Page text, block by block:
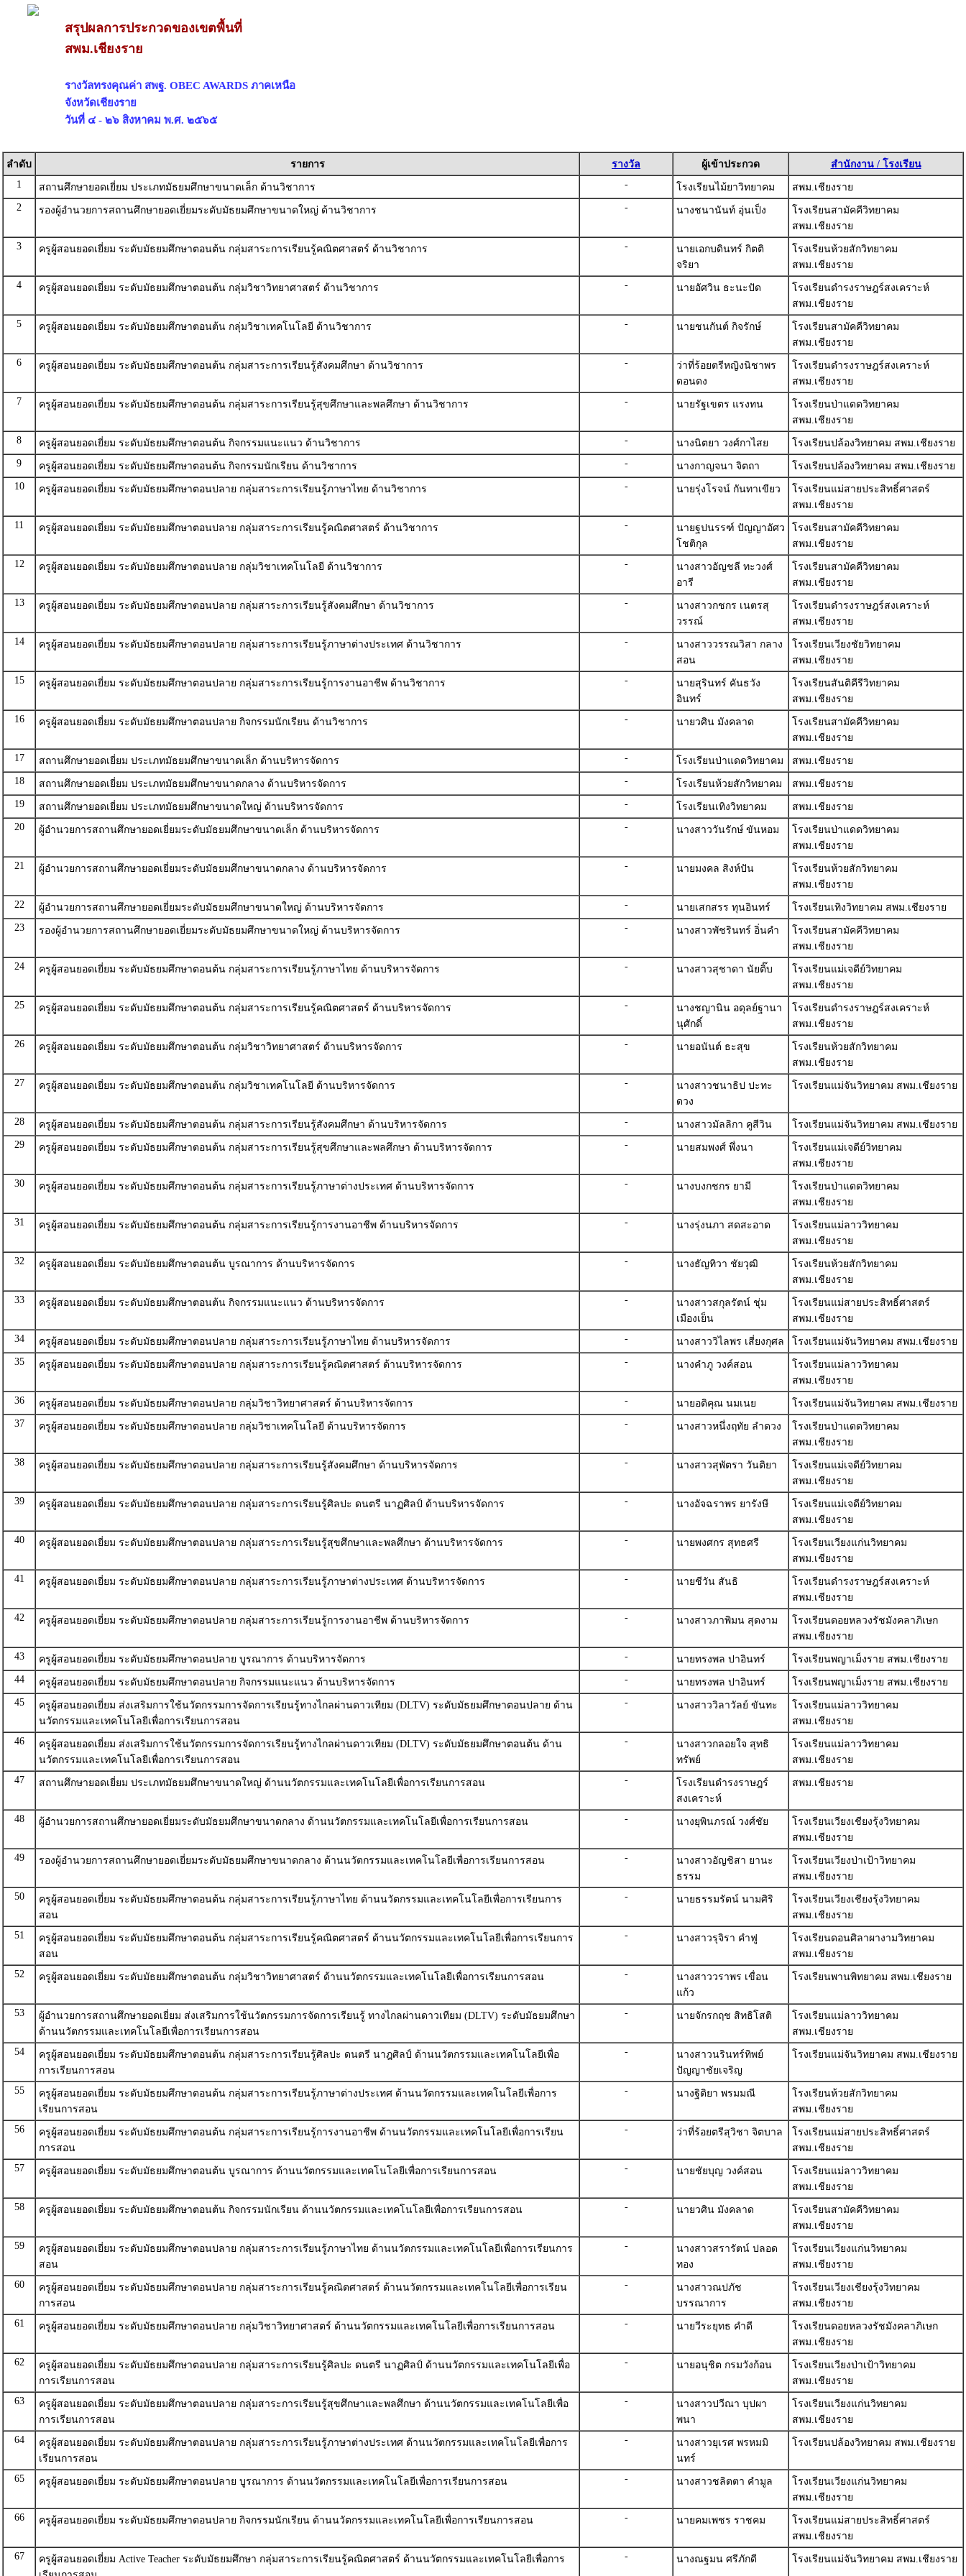
สรุปผลการประกวดของเขตพื้นที่
สพม.เชียงราย
รางวัลทรงคุณค่า สพฐ. OBEC AWARDS ภาคเหนือ
จังหวัดเชียงราย
วันที่ ๔ - ๒๖ สิงหาคม พ.ศ. ๒๕๖๕
ลำดับ รายการ รางวัล ผู้เข้าประกวด
สำนักงาน / โรงเรียน
1
สถานศึกษายอดเยี่ยม ประเภทมัธยมศึกษาขนาดเล็ก ด้านวิชาการ - โรงเรียนไม้ยาวิทยาคม
สพม.เชียงราย
2
รองผู้อำนวยการสถานศึกษายอดเยี่ยมระดับมัธยมศึกษาขนาดใหญ่ ด้านวิชาการ - นางชนานันท์ อุ่นเป็ง
โรงเรียนสามัคคีวิทยาคม
สพม.เชียงราย
3
ครูผู้สอนยอดเยี่ยม ระดับมัธยมศึกษาตอนต้น กลุ่มสาระการเรียนรู้คณิตศาสตร์ ด้านวิชาการ -
นายเอกบดินทร์ กิตติ
จริยา
โรงเรียนห้วยสักวิทยาคม
สพม.เชียงราย
4
ครูผู้สอนยอดเยี่ยม ระดับมัธยมศึกษาตอนต้น กลุ่มวิชาวิทยาศาสตร์ ด้านวิชาการ - นายอัศวิน ธะนะปัด
โรงเรียนดำรงราษฎร์สงเคราะห์
สพม.เชียงราย
5
ครูผู้สอนยอดเยี่ยม ระดับมัธยมศึกษาตอนต้น กลุ่มวิชาเทคโนโลยี ด้านวิชาการ - นายชนกันต์ กิจรักษ์
โรงเรียนสามัคคีวิทยาคม
สพม.เชียงราย
6
ครูผู้สอนยอดเยี่ยม ระดับมัธยมศึกษาตอนต้น กลุ่มสาระการเรียนรู้สังคมศึกษา ด้านวิชาการ -
ว่าที่ร้อยตรีหญิงนิชาพร
ดอนดง
โรงเรียนดำรงราษฎร์สงเคราะห์
สพม.เชียงราย
7
ครูผู้สอนยอดเยี่ยม ระดับมัธยมศึกษาตอนต้น กลุ่มสาระการเรียนรู้สุขศึกษาและพลศึกษา ด้านวิชาการ - นายรัฐเขตร แรงทน
โรงเรียนป่าแดดวิทยาคม
สพม.เชียงราย
8
ครูผู้สอนยอดเยี่ยม ระดับมัธยมศึกษาตอนต้น กิจกรรมแนะแนว ด้านวิชาการ - นางนิตยา วงศ์กาไสย
โรงเรียนปล้องวิทยาคม สพม.เชียงราย
9
ครูผู้สอนยอดเยี่ยม ระดับมัธยมศึกษาตอนต้น กิจกรรมนักเรียน ด้านวิชาการ - นางกาญจนา จิตถา
โรงเรียนปล้องวิทยาคม สพม.เชียงราย
10
ครูผู้สอนยอดเยี่ยม ระดับมัธยมศึกษาตอนปลาย กลุ่มสาระการเรียนรู้ภาษาไทย ด้านวิชาการ - นายรุ่งโรจน์ กันทาเขียว
โรงเรียนแม่สายประสิทธิ์ศาสตร์
สพม.เชียงราย
11
ครูผู้สอนยอดเยี่ยม ระดับมัธยมศึกษาตอนปลาย กลุ่มสาระการเรียนรู้คณิตศาสตร์ ด้านวิชาการ -
นายฐปนรรฑ์ ปัญญาอัศว
โชติกุล
โรงเรียนสามัคคีวิทยาคม
สพม.เชียงราย
12
ครูผู้สอนยอดเยี่ยม ระดับมัธยมศึกษาตอนปลาย กลุ่มวิชาเทคโนโลยี ด้านวิชาการ -
นางสาวอัญชลี ทะวงศ์
อารี
โรงเรียนสามัคคีวิทยาคม
สพม.เชียงราย
13
ครูผู้สอนยอดเยี่ยม ระดับมัธยมศึกษาตอนปลาย กลุ่มสาระการเรียนรู้สังคมศึกษา ด้านวิชาการ -
นางสาวกชกร เนตรสุ
วรรณ์
โรงเรียนดำรงราษฎร์สงเคราะห์
สพม.เชียงราย
14
ครูผู้สอนยอดเยี่ยม ระดับมัธยมศึกษาตอนปลาย กลุ่มสาระการเรียนรู้ภาษาต่างประเทศ ด้านวิชาการ -
นางสาววรรณวิสา กลาง
สอน
โรงเรียนเวียงชัยวิทยาคม
สพม.เชียงราย
15
ครูผู้สอนยอดเยี่ยม ระดับมัธยมศึกษาตอนปลาย กลุ่มสาระการเรียนรู้การงานอาชีพ ด้านวิชาการ -
นายสุรินทร์ คันธวัง
อินทร์
โรงเรียนสันติคีรีวิทยาคม
สพม.เชียงราย
16
ครูผู้สอนยอดเยี่ยม ระดับมัธยมศึกษาตอนปลาย กิจกรรมนักเรียน ด้านวิชาการ - นายวศิน มังคลาด
โรงเรียนสามัคคีวิทยาคม
สพม.เชียงราย
17
สถานศึกษายอดเยี่ยม ประเภทมัธยมศึกษาขนาดเล็ก ด้านบริหารจัดการ - โรงเรียนป่าแดดวิทยาคม
สพม.เชียงราย
18
สถานศึกษายอดเยี่ยม ประเภทมัธยมศึกษาขนาดกลาง ด้านบริหารจัดการ - โรงเรียนห้วยสักวิทยาคม
สพม.เชียงราย
19
สถานศึกษายอดเยี่ยม ประเภทมัธยมศึกษาขนาดใหญ่ ด้านบริหารจัดการ - โรงเรียนเทิงวิทยาคม
สพม.เชียงราย
20
ผู้อำนวยการสถานศึกษายอดเยี่ยมระดับมัธยมศึกษาขนาดเล็ก ด้านบริหารจัดการ - นางสาววันรักษ์ ขันหอม
โรงเรียนป่าแดดวิทยาคม
สพม.เชียงราย
21
ผู้อำนวยการสถานศึกษายอดเยี่ยมระดับมัธยมศึกษาขนาดกลาง ด้านบริหารจัดการ - นายมงคล สิงห์ปัน
โรงเรียนห้วยสักวิทยาคม
สพม.เชียงราย
22
ผู้อำนวยการสถานศึกษายอดเยี่ยมระดับมัธยมศึกษาขนาดใหญ่ ด้านบริหารจัดการ - นายเสกสรร ทุนอินทร์
โรงเรียนเทิงวิทยาคม สพม.เชียงราย
23
รองผู้อำนวยการสถานศึกษายอดเยี่ยมระดับมัธยมศึกษาขนาดใหญ่ ด้านบริหารจัดการ - นางสาวพัชรินทร์ อิ่นคำ
โรงเรียนสามัคคีวิทยาคม
สพม.เชียงราย
24
ครูผู้สอนยอดเยี่ยม ระดับมัธยมศึกษาตอนต้น กลุ่มสาระการเรียนรู้ภาษาไทย ด้านบริหารจัดการ - นางสาวสุชาดา นัยติ๊บ
โรงเรียนแม่เจดีย์วิทยาคม
สพม.เชียงราย
25
ครูผู้สอนยอดเยี่ยม ระดับมัธยมศึกษาตอนต้น กลุ่มสาระการเรียนรู้คณิตศาสตร์ ด้านบริหารจัดการ -
นางชญานิน อดุลย์ฐานา
นุศักดิ์
โรงเรียนดำรงราษฎร์สงเคราะห์
สพม.เชียงราย
26
ครูผู้สอนยอดเยี่ยม ระดับมัธยมศึกษาตอนต้น กลุ่มวิชาวิทยาศาสตร์ ด้านบริหารจัดการ - นายอนันต์ ธะสุข
โรงเรียนห้วยสักวิทยาคม
สพม.เชียงราย
27
ครูผู้สอนยอดเยี่ยม ระดับมัธยมศึกษาตอนต้น กลุ่มวิชาเทคโนโลยี ด้านบริหารจัดการ -
นางสาวชนาธิป ปะทะ
ดวง
โรงเรียนแม่จันวิทยาคม สพม.เชียงราย
28 ครูผู้สอนยอดเยี่ยม ระดับมัธยมศึกษาตอนต้น กลุ่มสาระการเรียนรู้สังคมศึกษา ด้านบริหารจัดการ - นางสาวมัลลิกา คูสีวิน
โรงเรียนแม่จันวิทยาคม สพม.เชียงราย
29
ครูผู้สอนยอดเยี่ยม ระดับมัธยมศึกษาตอนต้น กลุ่มสาระการเรียนรู้สุขศึกษาและพลศึกษา ด้านบริหารจัดการ - นายสมพงศ์ พึ่งนา
โรงเรียนแม่เจดีย์วิทยาคม
สพม.เชียงราย
30
ครูผู้สอนยอดเยี่ยม ระดับมัธยมศึกษาตอนต้น กลุ่มสาระการเรียนรู้ภาษาต่างประเทศ ด้านบริหารจัดการ - นางบงกชกร ยามี
โรงเรียนป่าแดดวิทยาคม
สพม.เชียงราย
31
ครูผู้สอนยอดเยี่ยม ระดับมัธยมศึกษาตอนต้น กลุ่มสาระการเรียนรู้การงานอาชีพ ด้านบริหารจัดการ - นางรุ่งนภา สดสะอาด
โรงเรียนแม่ลาววิทยาคม
สพม.เชียงราย
32
ครูผู้สอนยอดเยี่ยม ระดับมัธยมศึกษาตอนต้น บูรณาการ ด้านบริหารจัดการ - นางธัญทิวา ชัยวุฒิ
โรงเรียนห้วยสักวิทยาคม
สพม.เชียงราย
33
ครูผู้สอนยอดเยี่ยม ระดับมัธยมศึกษาตอนต้น กิจกรรมแนะแนว ด้านบริหารจัดการ -
นางสาวสกุลรัตน์ ชุ่ม
เมืองเย็น
โรงเรียนแม่สายประสิทธิ์ศาสตร์
สพม.เชียงราย
34
ครูผู้สอนยอดเยี่ยม ระดับมัธยมศึกษาตอนปลาย กลุ่มสาระการเรียนรู้ภาษาไทย ด้านบริหารจัดการ - นางสาววิไลพร เสี่ยงกุศล
โรงเรียนแม่จันวิทยาคม สพม.เชียงราย
35
ครูผู้สอนยอดเยี่ยม ระดับมัธยมศึกษาตอนปลาย กลุ่มสาระการเรียนรู้คณิตศาสตร์ ด้านบริหารจัดการ - นางคำภู วงค์สอน
โรงเรียนแม่ลาววิทยาคม
สพม.เชียงราย
36
ครูผู้สอนยอดเยี่ยม ระดับมัธยมศึกษาตอนปลาย กลุ่มวิชาวิทยาศาสตร์ ด้านบริหารจัดการ - นายอติคุณ นมเนย
โรงเรียนแม่จันวิทยาคม สพม.เชียงราย
37
ครูผู้สอนยอดเยี่ยม ระดับมัธยมศึกษาตอนปลาย กลุ่มวิชาเทคโนโลยี ด้านบริหารจัดการ - นางสาวหนึ่งฤทัย ลำดวง
โรงเรียนป่าแดดวิทยาคม
สพม.เชียงราย
38
ครูผู้สอนยอดเยี่ยม ระดับมัธยมศึกษาตอนปลาย กลุ่มสาระการเรียนรู้สังคมศึกษา ด้านบริหารจัดการ - นางสาวสุพัตรา วันติยา
โรงเรียนแม่เจดีย์วิทยาคม
สพม.เชียงราย
39
ครูผู้สอนยอดเยี่ยม ระดับมัธยมศึกษาตอนปลาย กลุ่มสาระการเรียนรู้ศิลปะ ดนตรี นาฏศิลป์ ด้านบริหารจัดการ - นางอัจฉราพร ยารังษี
โรงเรียนแม่เจดีย์วิทยาคม
สพม.เชียงราย
40
ครูผู้สอนยอดเยี่ยม ระดับมัธยมศึกษาตอนปลาย กลุ่มสาระการเรียนรู้สุขศึกษาและพลศึกษา ด้านบริหารจัดการ - นายพงศกร สุทธศรี
โรงเรียนเวียงแก่นวิทยาคม
สพม.เชียงราย
41
ครูผู้สอนยอดเยี่ยม ระดับมัธยมศึกษาตอนปลาย กลุ่มสาระการเรียนรู้ภาษาต่างประเทศ ด้านบริหารจัดการ - นายชีวัน สันธิ
โรงเรียนดำรงราษฎร์สงเคราะห์
สพม.เชียงราย
42
ครูผู้สอนยอดเยี่ยม ระดับมัธยมศึกษาตอนปลาย กลุ่มสาระการเรียนรู้การงานอาชีพ ด้านบริหารจัดการ - นางสาวภาพิมน สุดงาม
โรงเรียนดอยหลวงรัชมังคลาภิเษก
สพม.เชียงราย
43
ครูผู้สอนยอดเยี่ยม ระดับมัธยมศึกษาตอนปลาย บูรณาการ ด้านบริหารจัดการ - นายทรงพล ปาอินทร์
โรงเรียนพญาเม็งราย สพม.เชียงราย
44
ครูผู้สอนยอดเยี่ยม ระดับมัธยมศึกษาตอนปลาย กิจกรรมแนะแนว ด้านบริหารจัดการ - นายทรงพล ปาอินทร์
โรงเรียนพญาเม็งราย สพม.เชียงราย
45
ครูผู้สอนยอดเยี่ยม ส่งเสริมการใช้นวัตกรรมการจัดการเรียนรู้ทางไกลผ่านดาวเทียม (DLTV) ระดับมัธยมศึกษาตอนปลาย ด้าน
นวัตกรรมและเทคโนโลยีเพื่อการเรียนการสอน
- นางสาววิลาวัลย์ ขันทะ
โรงเรียนแม่ลาววิทยาคม
สพม.เชียงราย
46
ครูผู้สอนยอดเยี่ยม ส่งเสริมการใช้นวัตกรรมการจัดการเรียนรู้ทางไกลผ่านดาวเทียม (DLTV) ระดับมัธยมศึกษาตอนต้น ด้าน
นวัตกรรมและเทคโนโลยีเพื่อการเรียนการสอน
-
นางสาวกลอยใจ สุทธิ
ทรัพย์
โรงเรียนแม่ลาววิทยาคม
สพม.เชียงราย
47
สถานศึกษายอดเยี่ยม ประเภทมัธยมศึกษาขนาดใหญ่ ด้านนวัตกรรมและเทคโนโลยีเพื่อการเรียนการสอน -
โรงเรียนดำรงราษฎร์
สงเคราะห์
สพม.เชียงราย
48 ผู้อำนวยการสถานศึกษายอดเยี่ยมระดับมัธยมศึกษาขนาดกลาง ด้านนวัตกรรมและเทคโนโลยีเพื่อการเรียนการสอน - นางยุพินภรณ์ วงศ์ชัย
โรงเรียนเวียงเชียงรุ้งวิทยาคม
สพม.เชียงราย
49
รองผู้อำนวยการสถานศึกษายอดเยี่ยมระดับมัธยมศึกษาขนาดกลาง ด้านนวัตกรรมและเทคโนโลยีเพื่อการเรียนการสอน -
นางสาวอัญชิสา ยานะ
ธรรม
โรงเรียนเวียงป่าเป้าวิทยาคม
สพม.เชียงราย
50
ครูผู้สอนยอดเยี่ยม ระดับมัธยมศึกษาตอนต้น กลุ่มสาระการเรียนรู้ภาษาไทย ด้านนวัตกรรมและเทคโนโลยีเพื่อการเรียนการ
สอน
- นายธรรมรัตน์ นามศิริ
โรงเรียนเวียงเชียงรุ้งวิทยาคม
สพม.เชียงราย
51
ครูผู้สอนยอดเยี่ยม ระดับมัธยมศึกษาตอนต้น กลุ่มสาระการเรียนรู้คณิตศาสตร์ ด้านนวัตกรรมและเทคโนโลยีเพื่อการเรียนการ
สอน
- นางสาวรุจิรา คำฟู
โรงเรียนดอนศิลาผางามวิทยาคม
สพม.เชียงราย
52
ครูผู้สอนยอดเยี่ยม ระดับมัธยมศึกษาตอนต้น กลุ่มวิชาวิทยาศาสตร์ ด้านนวัตกรรมและเทคโนโลยีเพื่อการเรียนการสอน -
นางสาววราพร เขื่อน
แก้ว
โรงเรียนพานพิทยาคม สพม.เชียงราย
53
ผู้อำนวยการสถานศึกษายอดเยี่ยม ส่งเสริมการใช้นวัตกรรมการจัดการเรียนรู้ ทางไกลผ่านดาวเทียม (DLTV) ระดับมัธยมศึกษา
ด้านนวัตกรรมและเทคโนโลยีเพื่อการเรียนการสอน
- นายจักรกฤช สิทธิโสติ
โรงเรียนแม่ลาววิทยาคม
สพม.เชียงราย
54
ครูผู้สอนยอดเยี่ยม ระดับมัธยมศึกษาตอนต้น กลุ่มสาระการเรียนรู้ศิลปะ ดนตรี นาฎศิลป์ ด้านนวัตกรรมและเทคโนโลยีเพื่อ
การเรียนการสอน
-
นางสาวนรินทร์ทิพย์
ปัญญาชัยเจริญ
โรงเรียนแม่จันวิทยาคม สพม.เชียงราย
55
ครูผู้สอนยอดเยี่ยม ระดับมัธยมศึกษาตอนต้น กลุ่มสาระการเรียนรู้ภาษาต่างประเทศ ด้านนวัตกรรมและเทคโนโลยีเพื่อการ
เรียนการสอน
- นางฐิติยา พรมมณี
โรงเรียนห้วยสักวิทยาคม
สพม.เชียงราย
56
ครูผู้สอนยอดเยี่ยม ระดับมัธยมศึกษาตอนต้น กลุ่มสาระการเรียนรู้การงานอาชีพ ด้านนวัตกรรมและเทคโนโลยีเพื่อการเรียน
การสอน
- ว่าที่ร้อยตรีสุวิชา จิตบาล
โรงเรียนแม่สายประสิทธิ์ศาสตร์
สพม.เชียงราย
57
ครูผู้สอนยอดเยี่ยม ระดับมัธยมศึกษาตอนต้น บูรณาการ ด้านนวัตกรรมและเทคโนโลยีเพื่อการเรียนการสอน - นายชัยบุญ วงค์สอน
โรงเรียนแม่ลาววิทยาคม
สพม.เชียงราย
58
ครูผู้สอนยอดเยี่ยม ระดับมัธยมศึกษาตอนต้น กิจกรรมนักเรียน ด้านนวัตกรรมและเทคโนโลยีเพื่อการเรียนการสอน - นายวศิน มังคลาด
โรงเรียนสามัคคีวิทยาคม
สพม.เชียงราย
59
ครูผู้สอนยอดเยี่ยม ระดับมัธยมศึกษาตอนปลาย กลุ่มสาระการเรียนรู้ภาษาไทย ด้านนวัตกรรมและเทคโนโลยีเพื่อการเรียนการ
สอน
-
นางสาวสรารัตน์ ปลอด
ทอง
โรงเรียนเวียงแก่นวิทยาคม
สพม.เชียงราย
60
ครูผู้สอนยอดเยี่ยม ระดับมัธยมศึกษาตอนปลาย กลุ่มสาระการเรียนรู้คณิตศาสตร์ ด้านนวัตกรรมและเทคโนโลยีเพื่อการเรียน
การสอน
-
นางสาวณปภัช
บรรณาการ
โรงเรียนเวียงเชียงรุ้งวิทยาคม
สพม.เชียงราย
61
ครูผู้สอนยอดเยี่ยม ระดับมัธยมศึกษาตอนปลาย กลุ่มวิชาวิทยาศาสตร์ ด้านนวัตกรรมและเทคโนโลยีเพื่อการเรียนการสอน - นายวีระยุทธ คำดี
โรงเรียนดอยหลวงรัชมังคลาภิเษก
สพม.เชียงราย
62
ครูผู้สอนยอดเยี่ยม ระดับมัธยมศึกษาตอนปลาย กลุ่มสาระการเรียนรู้ศิลปะ ดนตรี นาฏศิลป์ ด้านนวัตกรรมและเทคโนโลยีเพื่อ
การเรียนการสอน
- นายอนุชิต กรมวังก้อน
โรงเรียนเวียงป่าเป้าวิทยาคม
สพม.เชียงราย
63
ครูผู้สอนยอดเยี่ยม ระดับมัธยมศึกษาตอนปลาย กลุ่มสาระการเรียนรู้สุขศึกษาและพลศึกษา ด้านนวัตกรรมและเทคโนโลยีเพื่อ
การเรียนการสอน
-
นางสาวปวีณา บุปผา
พนา
โรงเรียนเวียงแก่นวิทยาคม
สพม.เชียงราย
64
ครูผู้สอนยอดเยี่ยม ระดับมัธยมศึกษาตอนปลาย กลุ่มสาระการเรียนรู้ภาษาต่างประเทศ ด้านนวัตกรรมและเทคโนโลยีเพื่อการ
เรียนการสอน
-
นางสาวยุเรศ พรหมมิ
นทร์
โรงเรียนปล้องวิทยาคม สพม.เชียงราย
65 ครูผู้สอนยอดเยี่ยม ระดับมัธยมศึกษาตอนปลาย บูรณาการ ด้านนวัตกรรมและเทคโนโลยีเพื่อการเรียนการสอน - นางสาวชลิตตา คำมูล
โรงเรียนเวียงแก่นวิทยาคม
สพม.เชียงราย
66
ครูผู้สอนยอดเยี่ยม ระดับมัธยมศึกษาตอนปลาย กิจกรรมนักเรียน ด้านนวัตกรรมและเทคโนโลยีเพื่อการเรียนการสอน - นายคมเพชร ราชคม
โรงเรียนแม่สายประสิทธิ์ศาสตร์
สพม.เชียงราย
67
ครูผู้สอนยอดเยี่ยม Active Teacher ระดับมัธยมศึกษา กลุ่มสาระการเรียนรู้คณิตศาสตร์ ด้านนวัตกรรมและเทคโนโลยีเพื่อการ
- นางณฐมน ศรีภักดี โรงเรียนแม่จันวิทยาคม สพม.เชียงราย